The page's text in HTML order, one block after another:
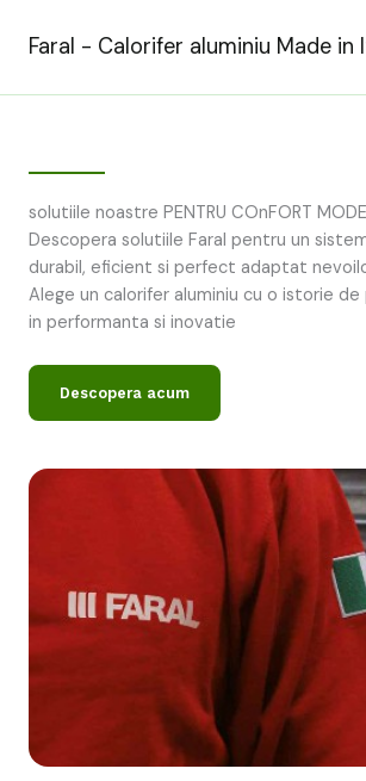
Faral - Calorifer aluminiu Made in
solutiile noastre PENTRU COnFORT
Descopera solutiile Faral pentru un
durabil, eficient si perfect adaptat
Alege un calorifer aluminiu cu o istorie
in performanta si inovatie
Descopera acum